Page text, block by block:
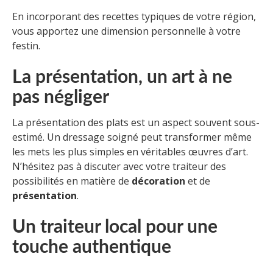
En incorporant des recettes typiques de votre région,
vous apportez une dimension personnelle à votre
festin.
La présentation, un art à ne
pas négliger
La présentation des plats est un aspect souvent sous-
estimé. Un dressage soigné peut transformer même
les mets les plus simples en véritables œuvres d’art.
N’hésitez pas à discuter avec votre traiteur des
possibilités en matière de décoration et de
présentation.
Un traiteur local pour une
touche authentique